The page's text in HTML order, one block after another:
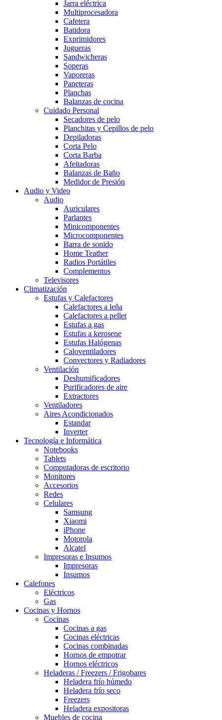
Jarra eléctrica
Multiprocesadora
Cafetera
Batidora
Exprimidores
Jugueras
Sandwicheras
Soperas
Vaporeras
Paneteras
Planchas
Balanzas de cocina
Cuidado Personal
Secadores de pelo
Planchitas y Cepillos de pelo
Depiladoras
Corta Pelo
Corta Barba
Afeitadoras
Balanzas de Baño
Medidor de Presión
Audio y Video
Audio
Auriculares
Parlantes
Minicomponentes
Microcomponentes
Barra de sonido
Home Teather
Radios Portátiles
Complementos
Televisores
Climatización
Estufas y Calefactores
Calefactores a leña
Calefactores a pellet
Estufas a gas
Estufas a kerosene
Estufas Halógenas
Caloventiladores
Convectores y Radiadores
Ventilación
Deshumificadores
Purificadores de aire
Extractores
Ventiladores
Aires Acondicionados
Estandar
Inverter
Tecnología e Informática
Notebooks
Tablets
Computadoras de escritorio
Monitores
Accesorios
Redes
Celulares
Samsung
Xiaomi
iPhone
Motorola
Alcatel
Impresoras e Insumos
Impresoras
Insumos
Calefones
Eléctricos
Gas
Cocinas y Hornos
Cocinas
Cocinas a gas
Cocinas eléctricas
Cocinas combinadas
Hornos de empotrar
Hornos eléctricos
Heladeras / Freezers / Frigobares
Heladera frío húmedo
Heladera frío seco
Freezers
Heladera expositoras
Muebles de cocina